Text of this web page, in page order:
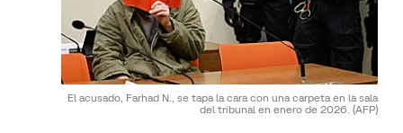
El acusado, Farhad N., se tapa la cara con una carpeta en la sala
del tribunal en enero de 2026. (AFP)